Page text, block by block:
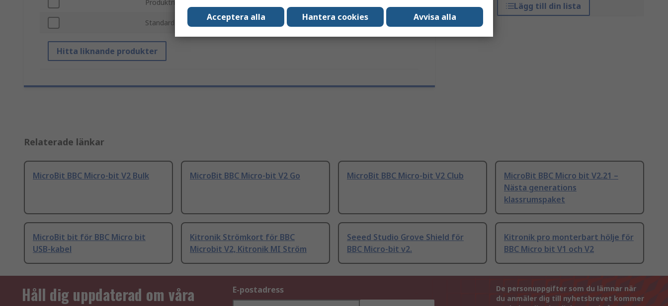
Lägg till din lista
Produktnamn
Standarder/godkännanden
Hitta liknande produkter
Relaterade länkar
MicroBit BBC Micro-bit V2 Bulk MicroBit BBC Micro-bit V2 Go MicroBit BBC Micro-bit V2 Club
MicroBit BBC Micro bit V2.21 –
Nästa generations
klassrumspaket
MicroBit bit för BBC Micro bit
USB-kabel
Kitronik Strömkort för BBC
Microbit V2, Kitronik MI Ström
Seeed Studio Grove Shield för
BBC Micro-bit v2.
Kitronik pro monterbart hölje för
BBC Micro bit V1 och V2
Håll dig uppdaterad om våra
E-postadress
De personuppgifter som du lämnar när
du anmäler dig till nyhetsbrevet kommer
Acceptera alla Hantera cookies Avvisa alla